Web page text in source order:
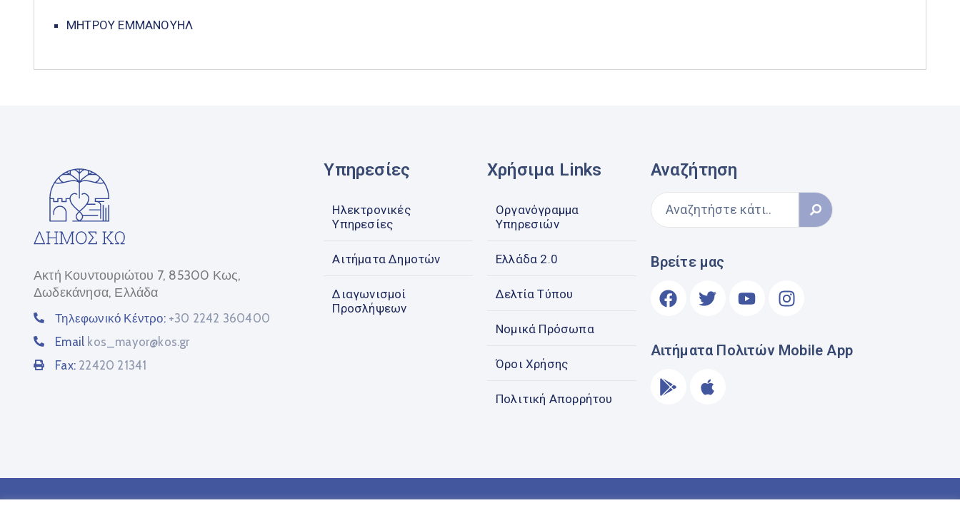
ΜΗΤΡΟΥ ΕΜΜΑΝΟΥΗΛ
Ακτή Κουντουριώτου 7, 85300 Κως,
Δωδεκάνησα, Ελλάδα
Τηλεφωνικό Κέντρο: +30 2242 360400
Email kos_mayor@kos.gr
Fax: 22420 21341
Υπηρεσίες
Ηλεκτρονικές
Υπηρεσίες
Αιτήματα Δημοτών
Διαγωνισμοί
Προσλήψεων
Χρήσιμα Links
Οργανόγραμμα
Υπηρεσιών
Ελλάδα 2.0
Δελτία Τύπου
Νομικά Πρόσωπα
Όροι Χρήσης
Πολιτική Απορρήτου
Αναζήτηση
Βρείτε μας
Αιτήματα Πολιτών Mobile App